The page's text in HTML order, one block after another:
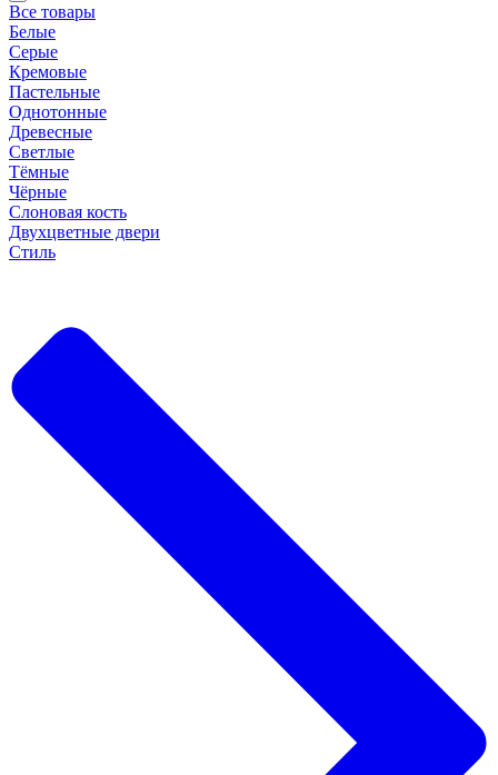
Все товары
Белые
Серые
Кремовые
Пастельные
Однотонные
Древесные
Светлые
Тёмные
Чёрные
Слоновая кость
Двухцветные двери
Стиль